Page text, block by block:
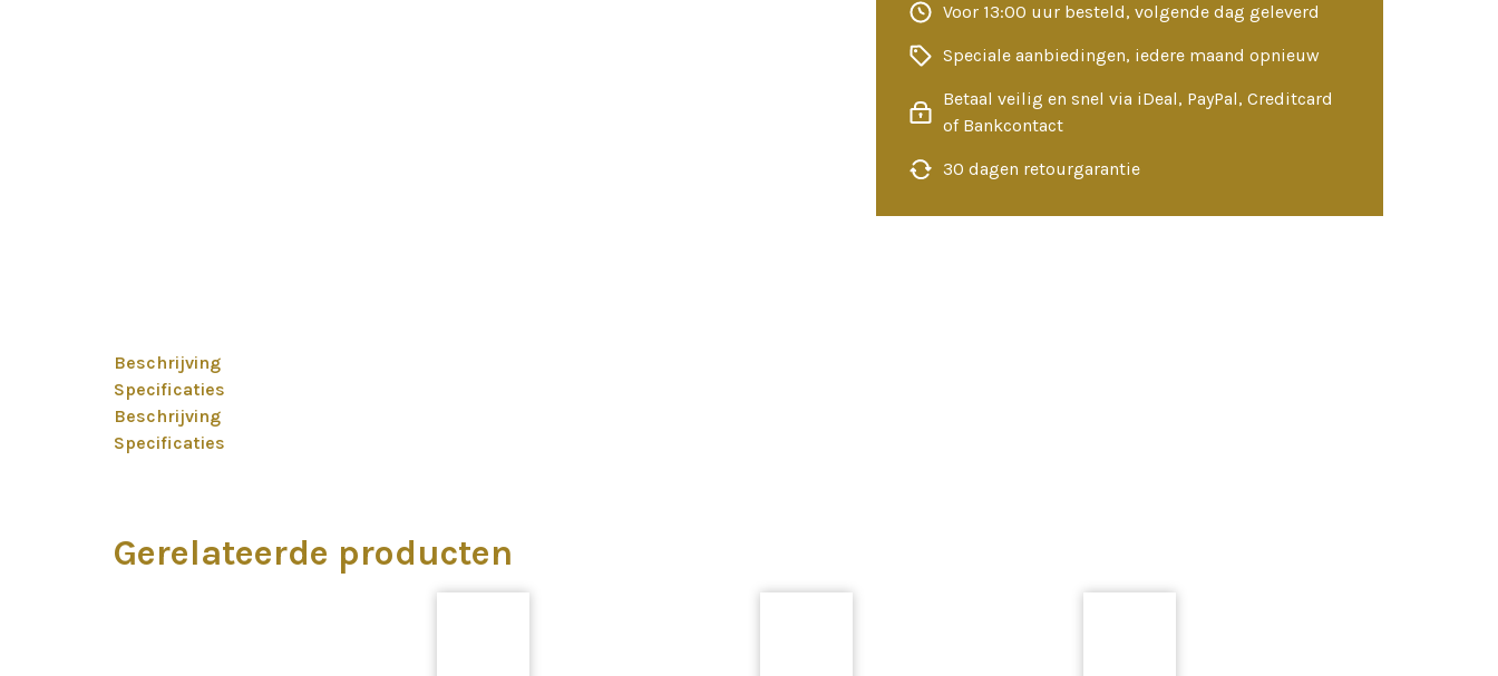
Voor 13:00 uur besteld, volgende dag geleverd
Speciale aanbiedingen, iedere maand opnieuw
Betaal veilig en snel via iDeal, PayPal, Creditcard
of Bankcontact
30 dagen retourgarantie
Beschrijving
Specificaties
Beschrijving
Specificaties
Gerelateerde producten